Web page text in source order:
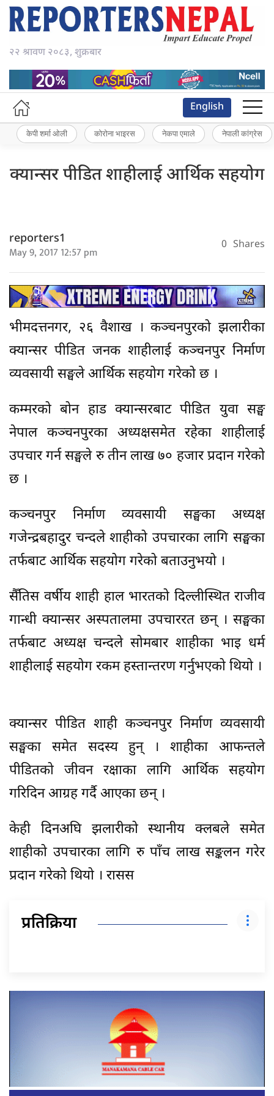
२२ श्रावण २०८३, शुक्रबार
English
केपी शर्मा ओली कोरोना भाइरस नेकपा एमाले नेपाली कांग्रेस
क्यान्सर पीडित शाहीलाई आर्थिक सहयोग
reporters1
May 9, 2017 12:57 pm 0 Shares
भीमदत्तनगर, २६ वैशाख । कञ्चनपुरको झलारीका
क्यान्सर पीडित जनक शाहीलाई कञ्चनपुर निर्माण
व्यवसायी सङ्घले आर्थिक सहयोग गरेको छ ।
कम्मरको बोन हाड क्यान्सरबाट पीडित युवा सङ्घ
नेपाल कञ्चनपुरका अध्यक्षसमेत रहेका शाहीलाई
उपचार गर्न सङ्घले रु तीन लाख ७० हजार प्रदान गरेको
छ ।
कञ्चनपुर निर्माण व्यवसायी सङ्घका अध्यक्ष
गजेन्द्रबहादुर चन्दले शाहीको उपचारका लागि सङ्घका
तर्फबाट आर्थिक सहयोग गरेको बताउनुभयो ।
सैँतिस वर्षीय शाही हाल भारतको दिल्लीस्थित राजीव
गान्धी क्यान्सर अस्पतालमा उपचाररत छन् । सङ्घका
तर्फबाट अध्यक्ष चन्दले सोमबार शाहीका भाइ धर्म
शाहीलाई सहयोग रकम हस्तान्तरण गर्नुभएको थियो ।
क्यान्सर पीडित शाही कञ्चनपुर निर्माण व्यवसायी
सङ्घका समेत सदस्य हुन् । शाहीका आफन्तले
पीडितको जीवन रक्षाका लागि आर्थिक सहयोग
गरिदिन आग्रह गर्दै आएका छन् ।
केही दिनअघि झलारीको स्थानीय क्लबले समेत
शाहीको उपचारका लागि रु पाँच लाख सङ्कलन गरेर
प्रदान गरेको थियो । रासस
प्रतिक्रिया